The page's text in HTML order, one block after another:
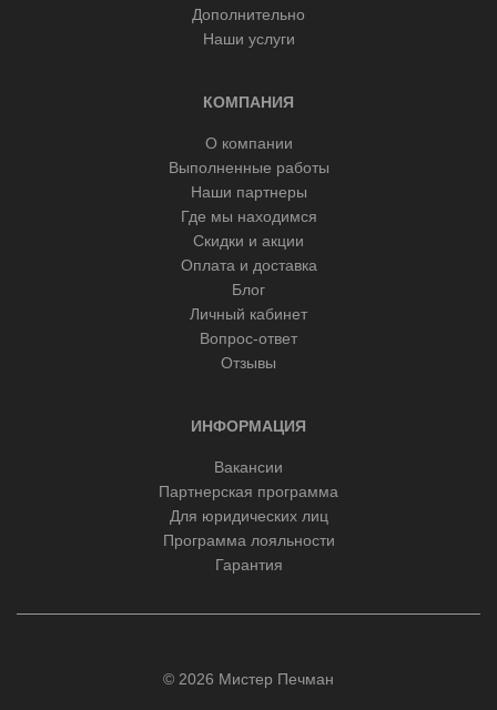
Дополнительно
Наши услуги
КОМПАНИЯ
О компании
Выполненные работы
Наши партнеры
Где мы находимся
Скидки и акции
Оплата и доставка
Блог
Личный кабинет
Вопрос-ответ
Отзывы
ИНФОРМАЦИЯ
Вакансии
Партнерская программа
Для юридических лиц
Программа лояльности
Гарантия
© 2026 Мистер Печман